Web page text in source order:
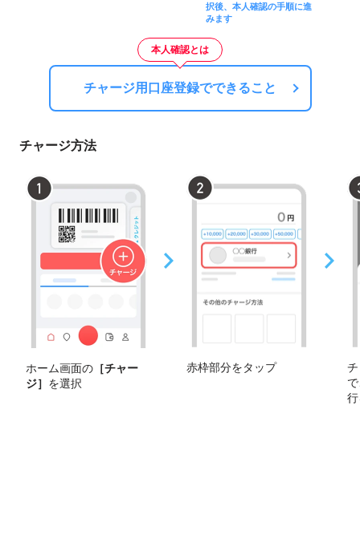
択後、本人確認の手順に進
みます
本人確認とは
チャージ用口座登録でできること
チャージ方法
ホーム画面の ［チャー
ジ］ を選択
赤枠部分をタップ